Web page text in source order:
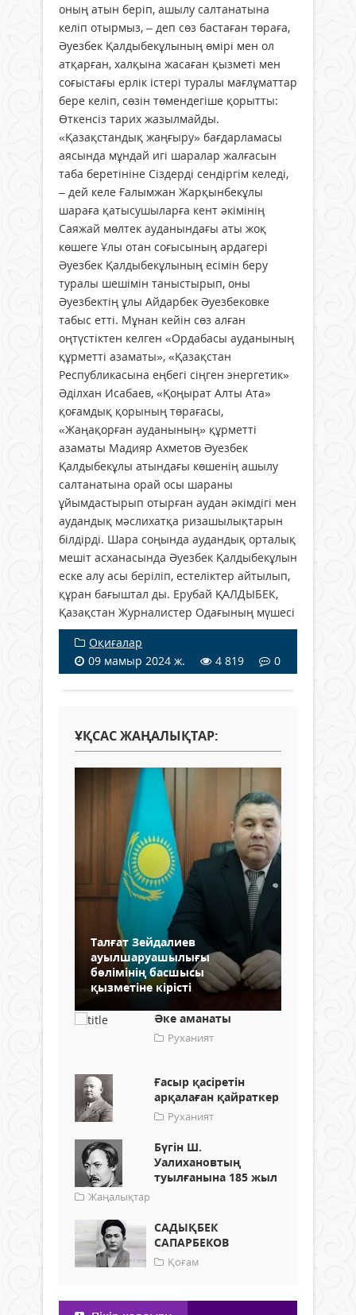
оның атын беріп, ашылу салтанатына
келіп отырмыз, – деп сөз бастаған төраға,
Әуезбек Қалдыбекұлының өмірі мен ол
атқарған, халқына жасаған қызметі мен
соғыстағы ерлік істері туралы мағлұматтар
бере келіп, сөзін төмендегіше қорытты:
Өткенсіз тарих жазылмайды.
«Қазақстандық жаңғыру» бағдарламасы
аясында мұндай игі шаралар жалғасын
таба беретініне Сіздерді сендіргім келеді,
– дей келе Ғалымжан Жарқынбекұлы
шараға қатысушыларға кент әкімінің
Саяжай мөлтек ауданындағы аты жоқ
көшеге Ұлы отан соғысының ардагері
Әуезбек Қалдыбекұлының есімін беру
туралы шешімін таныстырып, оны
Әуезбектің ұлы Айдарбек Әуезбековке
табыс етті. Мұнан кейін сөз алған
оңтүстіктен келген «Ордабасы ауданының
құрметті азаматы», «Қазақстан
Республикасына еңбегі сіңген энергетик»
Әділхан Исабаев, «Қоңырат Алты Ата»
қоғамдық қорының төрағасы,
«Жаңақорған ауданының» құрметті
азаматы Мадияр Ахметов Әуезбек
Қалдыбекұлы атындағы көшенің ашылу
салтанатына орай осы шараны
ұйымдастырып отырған аудан әкімдігі мен
аудандық мәслихатқа ризашылықтарын
білдірді. Шара соңында аудандық орталық
мешіт асханасында Әуезбек Қалдыбекұлын
еске алу асы беріліп, естеліктер айтылып,
құран бағыштал ды. Ерубай ҚАЛДЫБЕК,
Қазақстан Журналистер Одағының мүшесі
Оқиғалар
09 мамыр 2024 ж.
4 819 0
ҰҚСАС ЖАҢАЛЫҚТАР:
Талғат Зейдалиев
ауылшаруашылығы
бөлімінің басшысы
қызметіне кірісті
Әке аманаты
Руханият
Ғасыр қасіретін
арқалаған қайраткер
Руханият
Бүгін Ш.
Уалихановтың
туылғанына 185 жыл
Жаңалықтар
САДЫҚБЕК
САПАРБЕКОВ
Қоғам